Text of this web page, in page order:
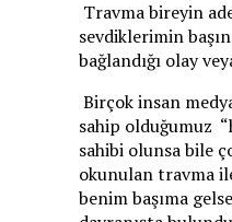
Travma bireyin
sevdiklerimin
bağlandığı olay
Birçok insan
sahip olduğumuz
sahibi olunsa bile
okunulan travma
benim başıma